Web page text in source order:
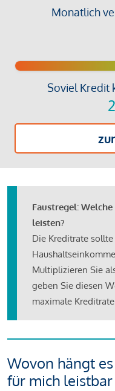
Monatlich
Soviel Kredit
Faustregel:
leisten?
Die Kreditrate
Multiplizieren Sie
geben Sie diesen
maximale
Wovon hängt
für mich leistbar